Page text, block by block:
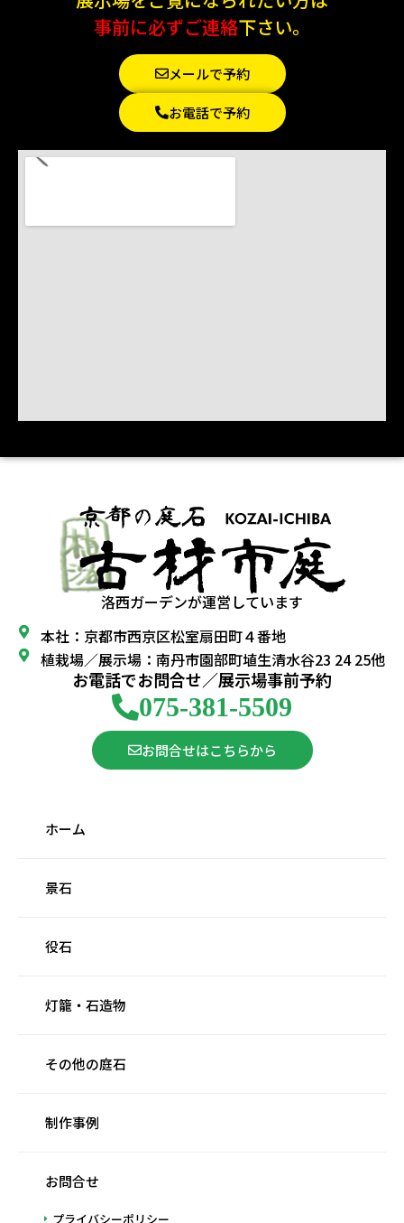
事前に必ずご連絡下さい。
メールで予約
お電話で予約
洛西ガーデンが運営しています
本社：京都市西京区松室扇田町４番地
植栽場／展示場：南丹市園部町埴生清水谷23 24 25他
お電話でお問合せ／展示場事前予約
075-381-5509
お問合せはこちらから
ホーム
景石
役石
灯籠・石造物
その他の庭石
制作事例
お問合せ
プライバシーポリシー